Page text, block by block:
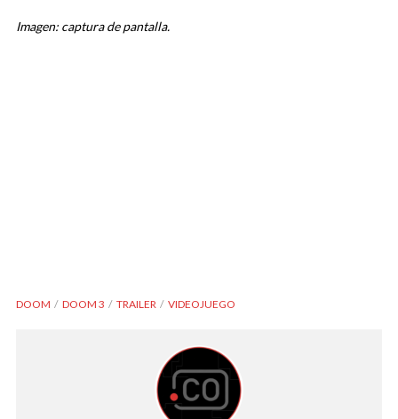
Imagen: captura de pantalla.
DOOM DOOM 3 TRAILER VIDEOJUEGO